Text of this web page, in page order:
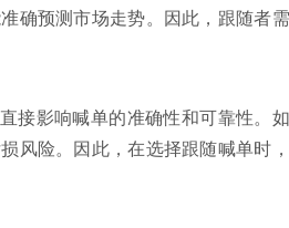
确预测市场走势。因此，跟随者
接影响喊单的准确性和可靠性。
风险。因此，在选择跟随喊单时